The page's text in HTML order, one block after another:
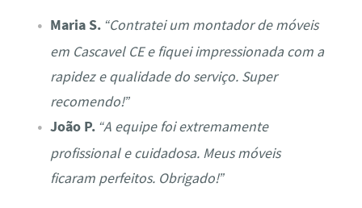
Maria S. “Contratei um montador de móveis
em Cascavel CE e fiquei impressionada com a
rapidez e qualidade do serviço. Super
recomendo!”
João P. “A equipe foi extremamente
profissional e cuidadosa. Meus móveis
ficaram perfeitos. Obrigado!”